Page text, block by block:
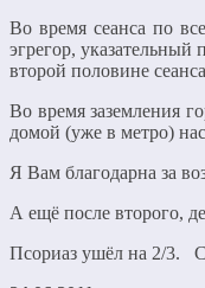
Во время сеанса по
эгрегор,
второй половине
Во время заземления
домой (уже в метро)
Я Вам благодарна за
А ещё после второго,
Псориаз ушёл на 2/3.